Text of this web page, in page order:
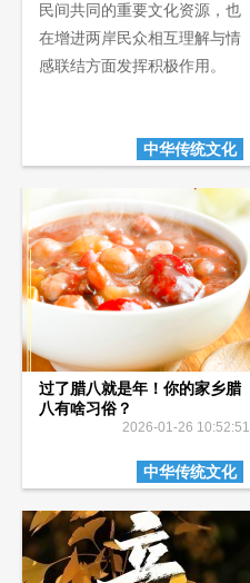
民间共同的重要文化资源，也
在增进两岸民众相互理解与情
感联结方面发挥积极作用。
中华传统文化
过了腊八就是年！你的家乡腊
八有啥习俗？
2026-01-26 10:52:51
中华传统文化